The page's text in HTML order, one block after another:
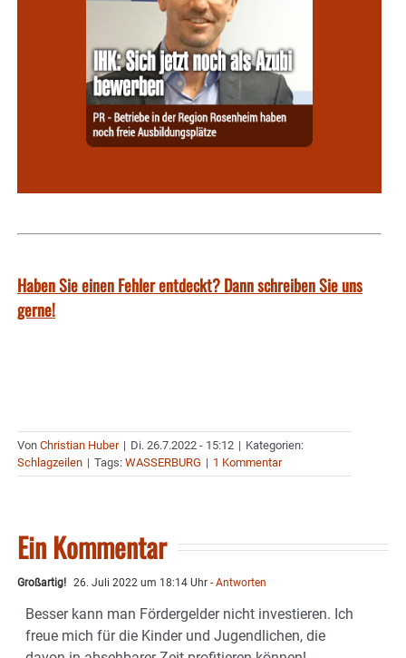
Haben Sie einen Fehler entdeckt? Dann schreiben Sie uns
gerne!
Von Christian Huber | Di. 26.7.2022 - 15:12 | Kategorien:
Schlagzeilen | Tags: WASSERBURG | 1 Kommentar
Ein Kommentar
Großartig! 26. Juli 2022 um 18:14 Uhr - Antworten
Besser kann man Fördergelder nicht investieren. Ich
freue mich für die Kinder und Jugendlichen, die